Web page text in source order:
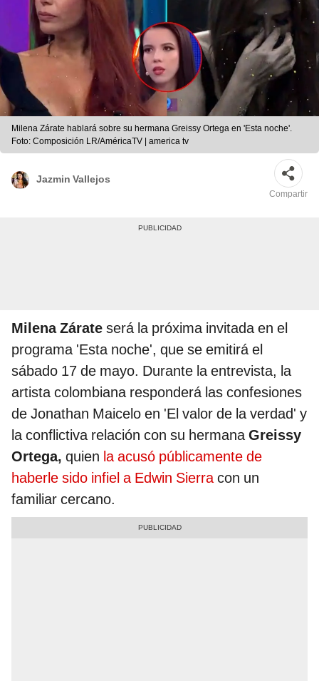
Milena Zárate hablará sobre su hermana Greissy Ortega en 'Esta noche'.
Foto: Composición LR/AméricaTV | america tv
Jazmin Vallejos
Compartir
Milena Zárate será la próxima invitada en el
programa 'Esta noche', que se emitirá el
sábado 17 de mayo. Durante la entrevista, la
artista colombiana responderá las confesiones
de Jonathan Maicelo en 'El valor de la verdad' y
la conflictiva relación con su hermanaGreissy
Ortega, quien la acusó públicamente de
haberle sido infiel a Edwin Sierracon un
familiar cercano.